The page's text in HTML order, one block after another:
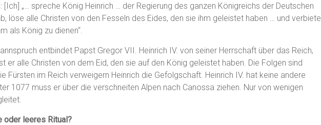
[Ich] „… spreche König Heinrich … der Regierung des ganzen Königreichs der Deutschen
löse alle Christen von den Fesseln des Eides, den sie ihm geleistet haben … und verbiete
als König zu dienen“.
entbindet Papst Gregor VII. Heinrich IV. von seiner Herrschaft über das Reich,
er alle Christen von dem Eid, den sie auf den König geleistet haben. Die Folgen sind
Fürsten im Reich verweigern Heinrich die Gefolgschaft. Heinrich IV. hat keine andere
1077 muss er über die verschneiten Alpen nach Canossa ziehen. Nur von wenigen
oder leeres Ritual?